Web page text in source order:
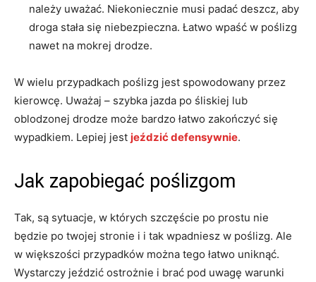
należy uważać. Niekoniecznie musi padać deszcz, aby
droga stała się niebezpieczna. Łatwo wpaść w poślizg
nawet na mokrej drodze.
W wielu przypadkach poślizg jest spowodowany przez
kierowcę. Uważaj – szybka jazda po śliskiej lub
oblodzonej drodze może bardzo łatwo zakończyć się
wypadkiem. Lepiej jest jeździć defensywnie.
Jak zapobiegać poślizgom
Tak, są sytuacje, w których szczęście po prostu nie
będzie po twojej stronie i i tak wpadniesz w poślizg. Ale
w większości przypadków można tego łatwo uniknąć.
Wystarczy jeździć ostrożnie i brać pod uwagę warunki